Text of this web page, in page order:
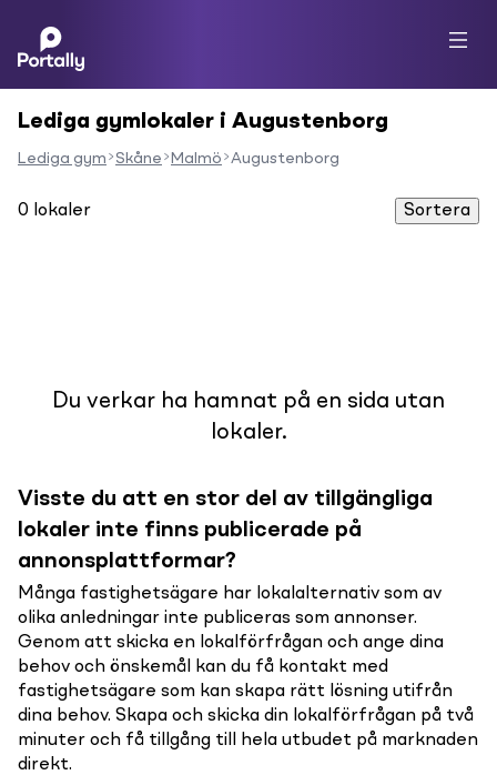
Lediga gymlokaler i Augustenborg
Lediga gym Skåne Malmö Augustenborg
0 lokaler Sortera
Du verkar ha hamnat på en sida utan
lokaler.
Visste du att en stor del av tillgängliga
lokaler inte finns publicerade på
annonsplattformar?
Många fastighetsägare har lokalalternativ som av
olika anledningar inte publiceras som annonser.
Genom att skicka en lokalförfrågan och ange dina
behov och önskemål kan du få kontakt med
fastighetsägare som kan skapa rätt lösning utifrån
dina behov. Skapa och skicka din lokalförfrågan på två
minuter och få tillgång till hela utbudet på marknaden
direkt.